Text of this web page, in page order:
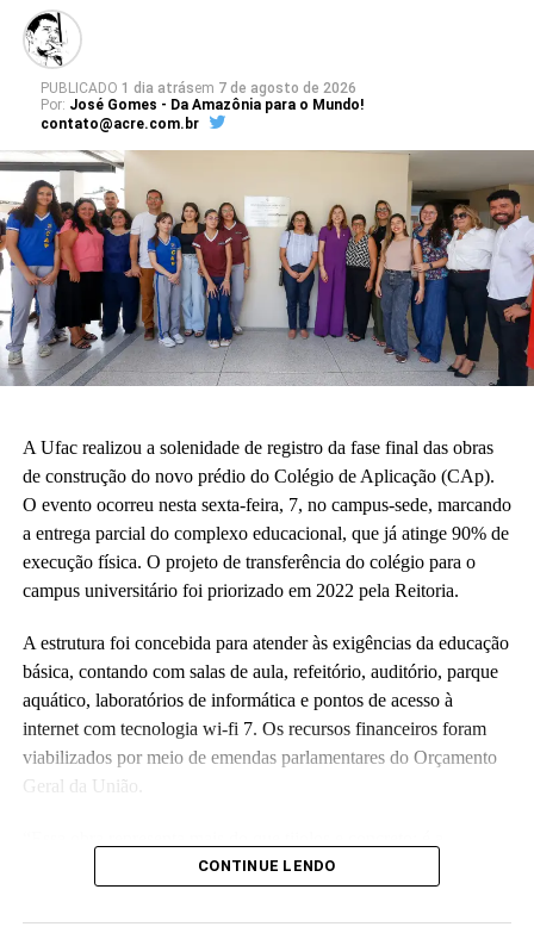
PUBLICADO 1 dia atrásem 7 de agosto de 2026
Por: José Gomes - Da Amazônia para o Mundo!
contato@acre.com.br
A Ufac realizou a solenidade de registro da fase final das obras
de construção do novo prédio do Colégio de Aplicação (CAp).
O evento ocorreu nesta sexta-feira, 7, no campus-sede, marcando
a entrega parcial do complexo educacional, que já atinge 90% de
execução física. O projeto de transferência do colégio para o
campus universitário foi priorizado em 2022 pela Reitoria.
A estrutura foi concebida para atender às exigências da educação
básica, contando com salas de aula, refeitório, auditório, parque
aquático, laboratórios de informática e pontos de acesso à
internet com tecnologia wi-fi 7. Os recursos financeiros foram
viabilizados por meio de emendas parlamentares do Orçamento
Geral da União.
realização de um compromisso com a qualidade da educação
reitora Guida Aquino. Ela informou que o antigo prédio do
CONTINUE LENDO